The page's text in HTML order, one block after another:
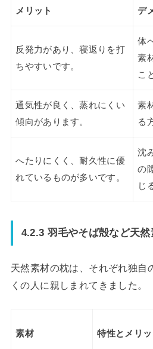
メリット デ
反発力があり、寝返りを打
ちやすいです。
体
素
こ
通気性が良く、蒸れにくい
傾向があります。
素
る
へたりにくく、耐久性に優
れているものが多いです。
沈
の
じ
4.2.3 羽毛やそば殻など天
天然素材の枕は、それぞれ独自
くの人に親しまれてきました。
素材 特性とメリッ